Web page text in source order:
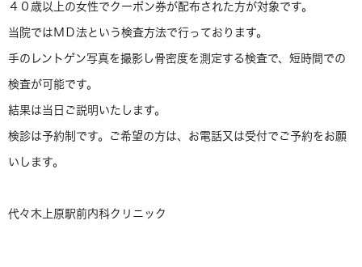
４０歳以上の女性でクーポン券が配布された方が対象です。
当院ではＭＤ法という検査方法で行っております。
手のレントゲン写真を撮影し骨密度を測定する検査で、短時間での
検査が可能です。
結果は当日ご説明いたします。
検診は予約制です。ご希望の方は、お電話又は受付でご予約をお願
いします。
代々木上原駅前内科クリニック